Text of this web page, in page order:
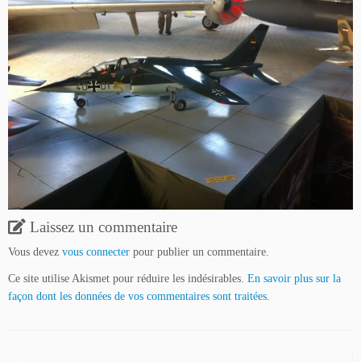
Laissez un commentaire
Vous devez vous connecter pour publier un commentaire.
Ce site utilise Akismet pour réduire les indésirables. En savoir plus sur la
façon dont les données de vos commentaires sont traitées